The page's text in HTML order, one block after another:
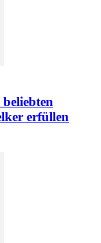
erfüllen